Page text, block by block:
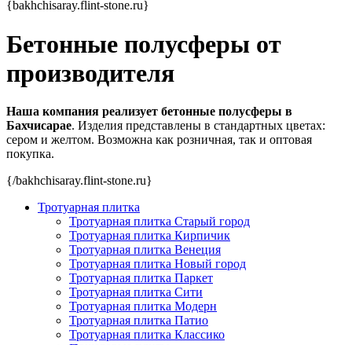
{bakhchisaray.flint-stone.ru}
Бетонные полусферы от
производителя
Наша компания реализует бетонные полусферы в
Бахчисарае. Изделия представлены в стандартных цветах:
сером и желтом. Возможна как розничная, так и оптовая
покупка.
{/bakhchisaray.flint-stone.ru}
Тротуарная плитка
Тротуарная плитка Старый город
Тротуарная плитка Кирпичик
Тротуарная плитка Венеция
Тротуарная плитка Новый город
Тротуарная плитка Паркет
Тротуарная плитка Сити
Тротуарная плитка Модерн
Тротуарная плитка Патио
Тротуарная плитка Классико